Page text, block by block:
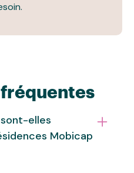
elles
Mobicap